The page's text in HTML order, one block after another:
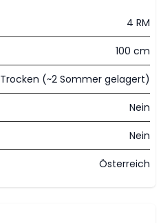
4 RM
100 cm
Trocken (~2 Sommer gelagert)
Nein
Nein
Österreich